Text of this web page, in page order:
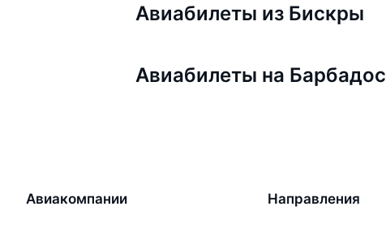
Авиабилеты из Бискры
Авиабилеты на Барбадос
Авиакомпании Направления